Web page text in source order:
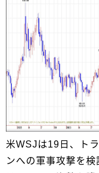
米WSJは19日、ト
ンへの軍事攻撃を